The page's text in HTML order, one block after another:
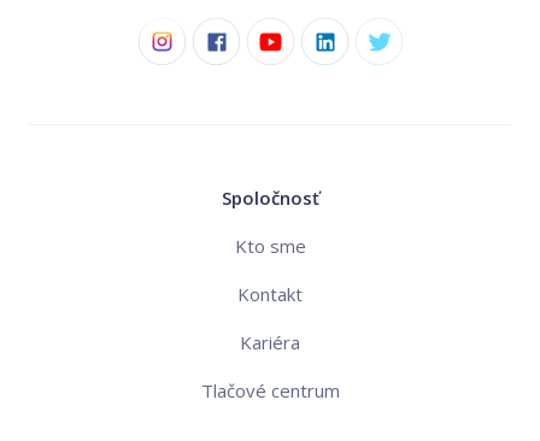
Spoločnosť
Kto sme
Kontakt
Kariéra
Tlačové centrum